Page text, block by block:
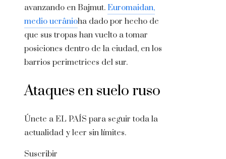
avanzando en Bajmut. Euromaidan,
medio ucrânioha dado por hecho de
que sus tropas han vuelto a tomar
posiciones dentro de la ciudad, en los
barrios perimetrices del sur.
Ataques en suelo ruso
Únete a EL PAÍS para seguir toda la
actualidad y leer sin límites.
Suscribir